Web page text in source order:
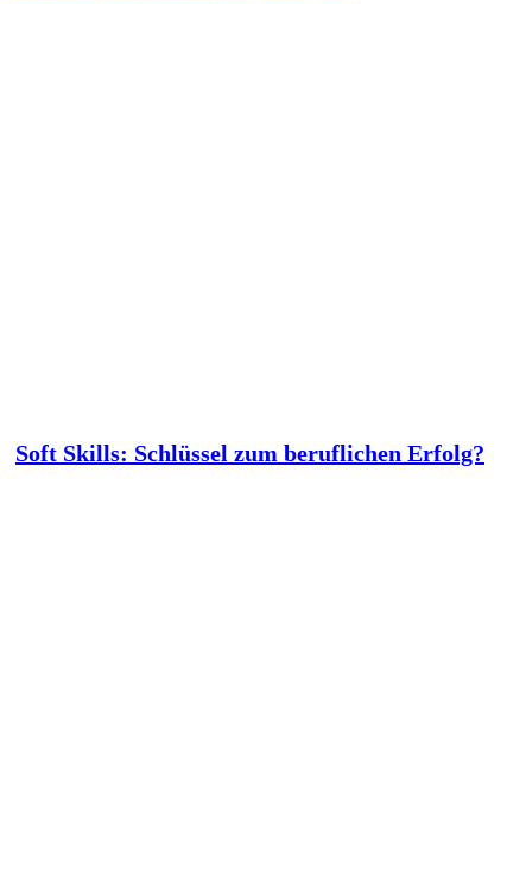
Soft Skills: Schlüssel zum beruflichen Erfolg?